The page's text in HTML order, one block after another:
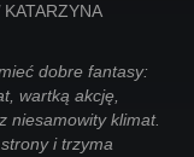
KATARZYNA
dobre fantasy:
wartką akcję,
niesamowity klimat.
i trzyma